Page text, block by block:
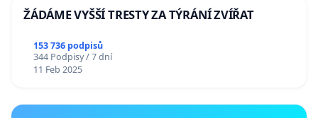
ŽÁDÁME VYŠŠÍ TRESTY ZA TÝRÁNÍ ZVÍŘAT
153 736 podpisů
344 Podpisy / 7 dní
11 Feb 2025